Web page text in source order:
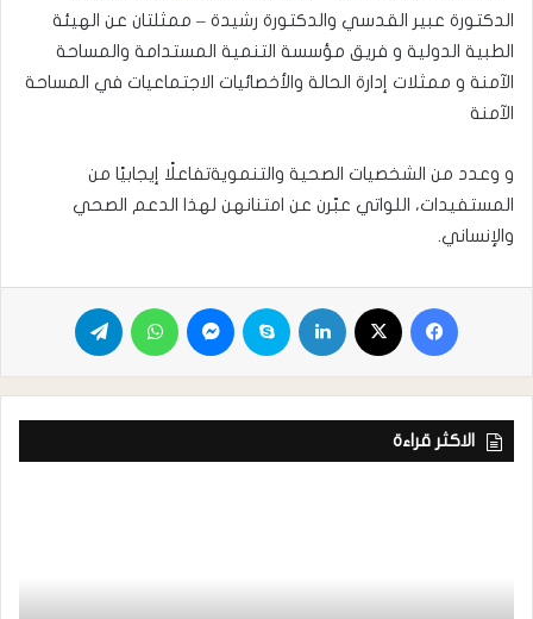
الدكتورة عبير القدسي والدكتورة رشيدة – ممثلتان عن الهيئة
الطبية الدولية و فريق مؤسسة التنمية المستدامة والمساحة
الآمنة و ممثلات إدارة الحالة والأخصائيات الاجتماعيات في المساحة
الآمنة
و وعدد من الشخصيات الصحية والتنمويةتفاعلًا إيجابيًا من
المستفيدات، اللواتي عبّرن عن امتنانهن لهذا الدعم الصحي
والإنساني.
الاكثر قراءة